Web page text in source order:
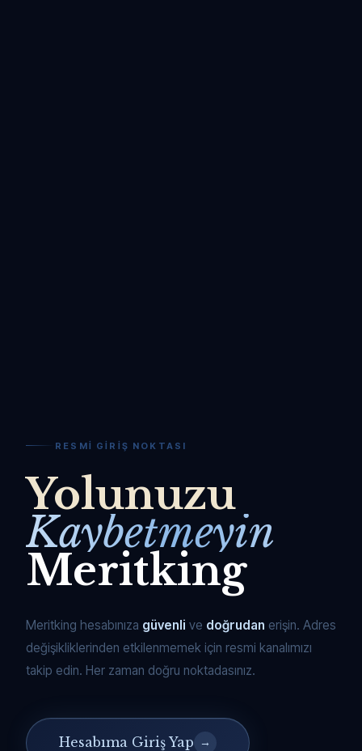
RESMI GIRIŞ NOKTASI
Yolunuzu
Kaybetmeyin
Meritking
Meritking hesabınıza güvenli ve doğrudan erişin. Adres
değişikliklerinden etkilenmemek için resmi kanalımızı
takip edin. Her zaman doğru noktadasınız.
Hesabıma Giriş Yap →